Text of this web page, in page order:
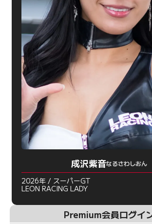
成沢紫音なるさわしおん
2026年 / スーパーGT
LEON RACING LADY
Premium会員ログイ